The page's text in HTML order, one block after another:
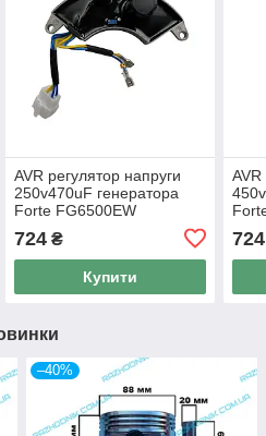
AVR регулятор напруги
250v470uF генератора
Forte FG6500EW
724₴
Купити
AVR
724
–40%